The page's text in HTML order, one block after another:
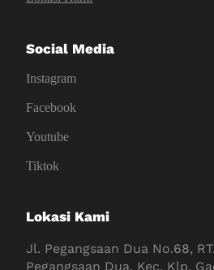
Social Media
Instagram
Facebook
Youtube
Tiktok
Lokasi Kami
Jl. Pegangsaan Dua No.68,
Pegangsaan Dua, Kec. Klp.